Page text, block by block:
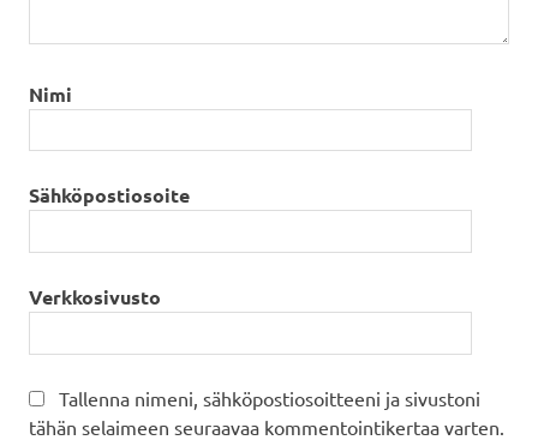
Nimi
Sähköpostiosoite
Verkkosivusto
Tallenna nimeni, sähköpostiosoitteeni ja sivustoni
tähän selaimeen seuraavaa kommentointikertaa varten.